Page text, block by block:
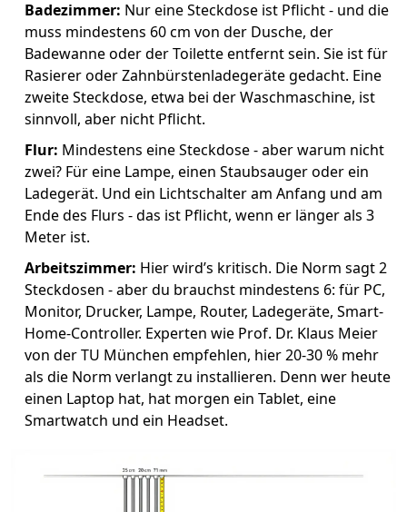
Badezimmer: Nur eine Steckdose ist Pflicht - und die
muss mindestens 60 cm von der Dusche, der
Badewanne oder der Toilette entfernt sein. Sie ist für
Rasierer oder Zahnbürstenladegeräte gedacht. Eine
zweite Steckdose, etwa bei der Waschmaschine, ist
sinnvoll, aber nicht Pflicht.
Flur: Mindestens eine Steckdose - aber warum nicht
zwei? Für eine Lampe, einen Staubsauger oder ein
Ladegerät. Und ein Lichtschalter am Anfang und am
Ende des Flurs - das ist Pflicht, wenn er länger als 3
Meter ist.
Arbeitszimmer: Hier wird’s kritisch. Die Norm sagt 2
Steckdosen - aber du brauchst mindestens 6: für PC,
Monitor, Drucker, Lampe, Router, Ladegeräte, Smart-
Home-Controller. Experten wie Prof. Dr. Klaus Meier
von der TU München empfehlen, hier 20-30 % mehr
als die Norm verlangt zu installieren. Denn wer heute
einen Laptop hat, hat morgen ein Tablet, eine
Smartwatch und ein Headset.